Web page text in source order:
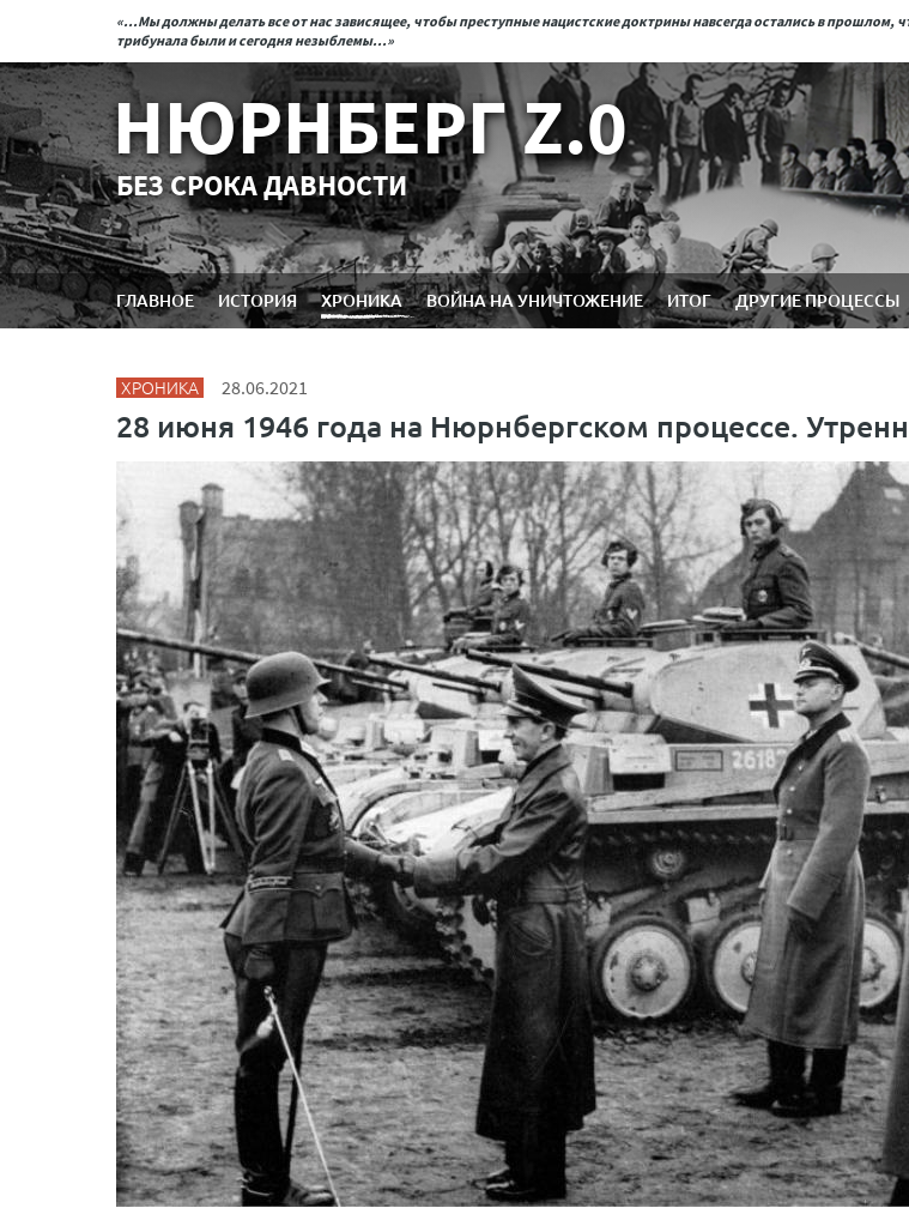
«...Мы должны делать все от нас зависящее, чтобы преступные нацистские доктрины навсегда остались в прошлом,
трибунала были и сегодня незыблемы...»
НЮРНБЕРГ Z.0
БЕЗ СРОКА ДАВНОСТИ
ГЛАВНОЕ ИСТОРИЯ ХРОНИКА ВОЙНА НА УНИЧТОЖЕНИЕ ИТОГ ДРУГИЕ ПРОЦЕССЫ
ХРОНИКА 28.06.2021
28 июня 1946 года на Нюрнбергском процессе.